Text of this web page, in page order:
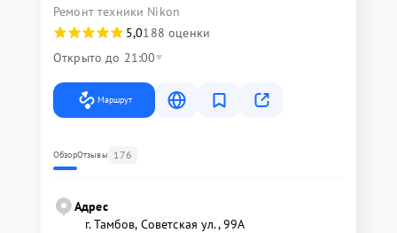
Ремонт техники Nikon
5,0188 оценки
Открыто до 21:00
Маршрут
ОбзорОтзывы 176
Адрес
г. Тамбов, Советская ул., 99А